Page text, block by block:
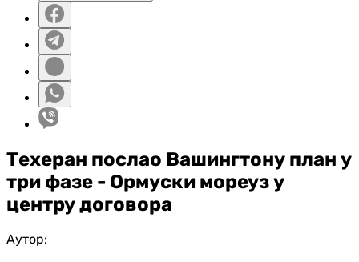
Техеран послао Вашингтону план у
три фазе - Ормуски мореуз у
центру договора
Аутор: